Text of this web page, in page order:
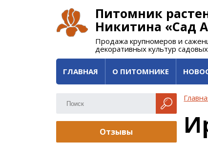
Питомник
Никитина «Сад
Продажа крупномеров и
декоративных культур
ГЛАВНАЯ О ПИТОМНИКЕ
Отзывы